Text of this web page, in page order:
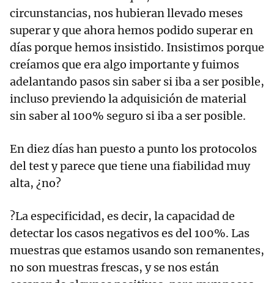
circunstancias, nos hubieran llevado meses
superar y que ahora hemos podido superar en
días porque hemos insistido. Insistimos porque
creíamos que era algo importante y fuimos
adelantando pasos sin saber si iba a ser posible,
incluso previendo la adquisición de material
sin saber al 100% seguro si iba a ser posible.
En diez días han puesto a punto los protocolos
del test y parece que tiene una fiabilidad muy
alta, ¿no?
?La especificidad, es decir, la capacidad de
detectar los casos negativos es del 100%. Las
muestras que estamos usando son remanentes,
no son muestras frescas, y se nos están